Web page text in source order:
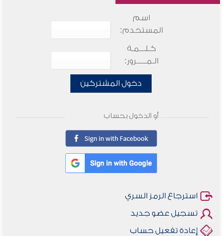
اسم
المستخدم:
كـلـــمـة
الـمـــــرور:
دخول المشتركين
أو الدخول بحساب
استرجاع الرمز السري
تسجيل عضو جديد
إعادة تفعيل حساب